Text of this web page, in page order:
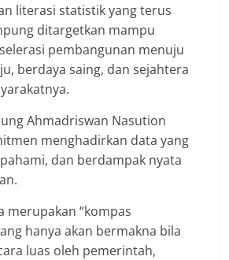
literasi statistik yang terus
ditargetkan mampu
pembangunan menuju
berdaya saing, dan sejahtera
Ahmadriswan Nasution
menghadirkan data yang
dan berdampak nyata
merupakan “kompas
hanya akan bermakna bila
luas oleh pemerintah,